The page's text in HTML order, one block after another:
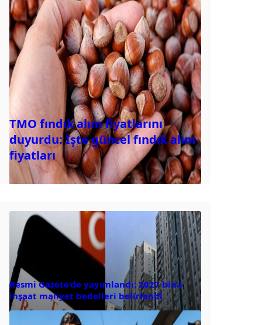
TMO fındık alım fiyatlarını
duyurdu: İşte güncel fındık alım
fiyatları
Resmi Gazete’de yayımlandı: 2027 bina
inşaat maliyet bedelleri belirlendi